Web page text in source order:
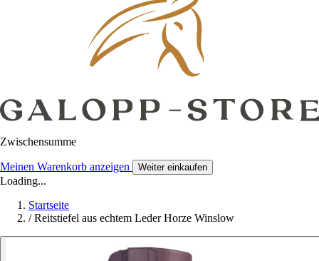
Zwischensumme
Meinen Warenkorb anzeigen Weiter einkaufen
Loading...
Startseite
/ Reitstiefel aus echtem Leder Horze Winslow